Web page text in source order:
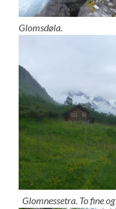
Glomsdøla.
Glomnessetra. To fine